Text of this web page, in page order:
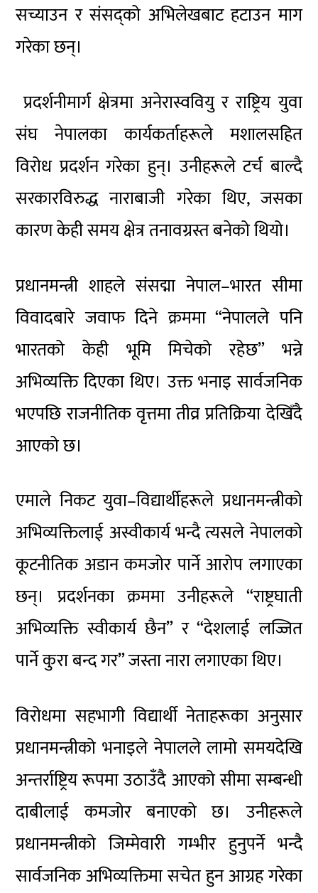
सच्याउन र संसद्को अभिलेखबाट हटाउन माग
गरेका छन्।
प्रदर्शनीमार्ग क्षेत्रमा अनेरास्ववियु र राष्ट्रिय युवा
संघ नेपालका कार्यकर्ताहरूले मशालसहित
विरोध प्रदर्शन गरेका हुन्। उनीहरूले टर्च बाल्दै
सरकारविरुद्ध नाराबाजी गरेका थिए, जसका
कारण केही समय क्षेत्र तनावग्रस्त बनेको थियो।
प्रधानमन्त्री शाहले संसद्मा नेपाल–भारत सीमा
विवादबारे जवाफ दिने क्रममा “नेपालले पनि
भारतको केही भूमि मिचेको रहेछ” भन्ने
अभिव्यक्ति दिएका थिए। उक्त भनाइ सार्वजनिक
भएपछि राजनीतिक वृत्तमा तीव्र प्रतिक्रिया देखिँदै
आएको छ।
एमाले निकट युवा–विद्यार्थीहरूले प्रधानमन्त्रीको
अभिव्यक्तिलाई अस्वीकार्य भन्दै त्यसले नेपालको
कूटनीतिक अडान कमजोर पार्ने आरोप लगाएका
छन्। प्रदर्शनका क्रममा उनीहरूले “राष्ट्रघाती
अभिव्यक्ति स्वीकार्य छैन” र “देशलाई लज्जित
पार्ने कुरा बन्द गर” जस्ता नारा लगाएका थिए।
विरोधमा सहभागी विद्यार्थी नेताहरूका अनुसार
प्रधानमन्त्रीको भनाइले नेपालले लामो समयदेखि
अन्तर्राष्ट्रिय रूपमा उठाउँदै आएको सीमा सम्बन्धी
दाबीलाई कमजोर बनाएको छ। उनीहरूले
प्रधानमन्त्रीको जिम्मेवारी गम्भीर हुनुपर्ने भन्दै
सार्वजनिक अभिव्यक्तिमा सचेत हुन आग्रह गरेका